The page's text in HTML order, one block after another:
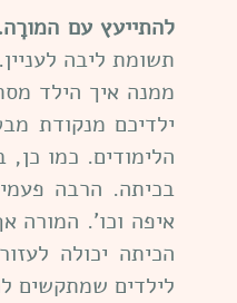
להתייעץ עם המורָה.
תשומת ליבה
ממנה איך הילד
ילדיכם מנקודת
הלימודים. כמו
בכיתה. הרבה
איפה וכו'. המורה
הכיתה יכולה
לילדים שמתקשים